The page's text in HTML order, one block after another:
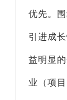
优先。
引进成
益明显
业（项